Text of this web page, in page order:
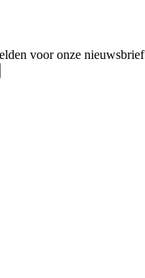
voor onze nieuwsbrief